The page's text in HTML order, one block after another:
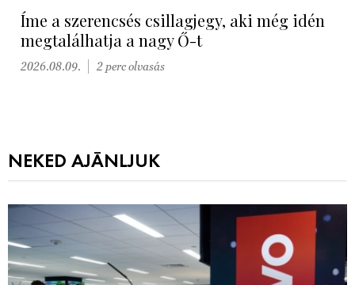
Íme a szerencsés csillagjegy, aki még idén
megtalálhatja a nagy Ő-t
2026.08.09. 2 perc olvasás
NEKED AJÁNLJUK